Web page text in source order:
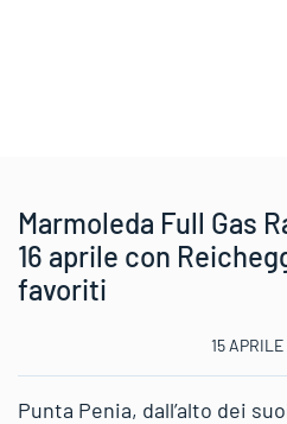
Marmoleda Full Gas
16 aprile con
favoriti
15
Punta Penia, dall’alto dei